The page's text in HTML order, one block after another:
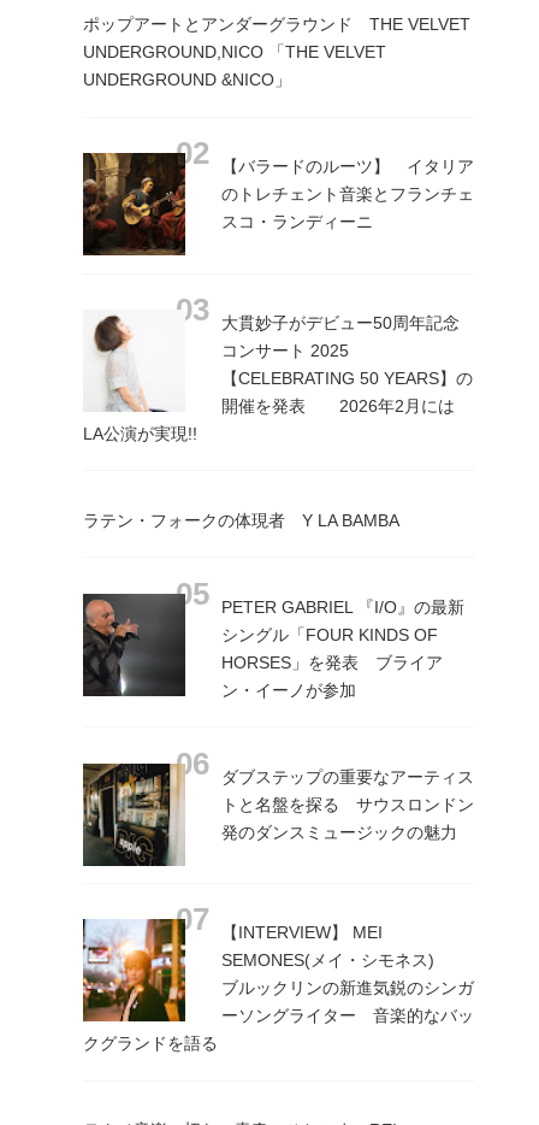
ポップアートとアンダーグラウンド THE VELVET
UNDERGROUND,NICO 「THE VELVET
UNDERGROUND &NICO」
【バラードのルーツ】 イタリア
のトレチェント音楽とフランチェ
スコ・ランディーニ
大貫妙子がデビュー50周年記念
コンサート 2025
【CELEBRATING 50 YEARS】の
開催を発表 2026年2月には
LA公演が実現!!
ラテン・フォークの体現者 Y LA BAMBA
PETER GABRIEL 『I/O』の最新
シングル「FOUR KINDS OF
HORSES」を発表 ブライア
ン・イーノが参加
ダブステップの重要なアーティス
トと名盤を探る サウスロンドン
発のダンスミュージックの魅力
【INTERVIEW】 MEI
SEMONES(メイ・シモネス)
ブルックリンの新進気鋭のシンガ
ーソングライター 音楽的なバッ
クグランドを語る